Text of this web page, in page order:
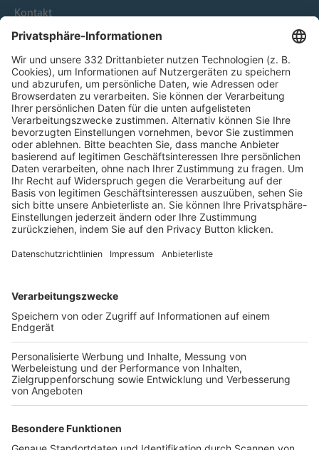
Kontakt
HÄUFIG BESUCHTE SEITEN
Pässe und Vereinswechsel
Trainerausbildung
Schulungsangebot Vereinsmitarbeiter
BFV-Geschäftsstellen
Trainerbörse
Login SpielPlus
FOLGE DEM BFV
TOP-VEREINE
TOP-PARTNER